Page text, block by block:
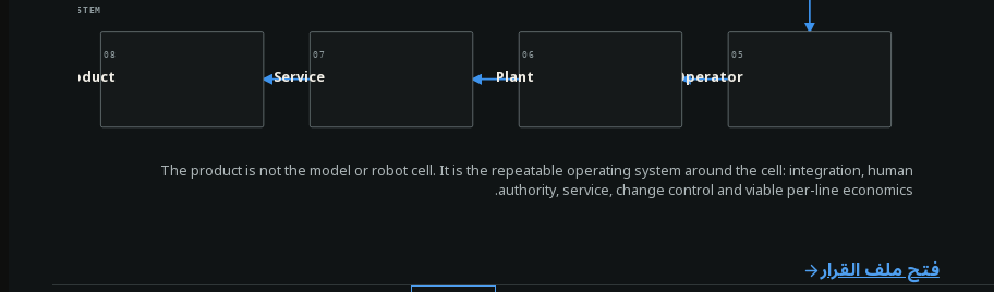
SYSTEM
05
Operator
06
Plant
07
Service
08
Product
The product is not the model or robot cell. It is the repeatable operating system around the cell: integration, human
authority, service, change control and viable per-line economics.
فتح ملف القرار